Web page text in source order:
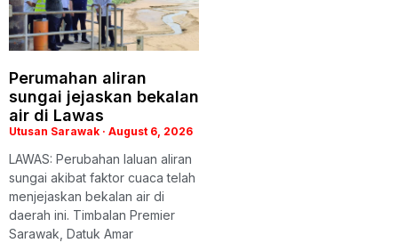
Perumahan aliran
sungai jejaskan bekalan
air di Lawas
Utusan Sarawak August 6, 2026
LAWAS: Perubahan laluan aliran
sungai akibat faktor cuaca telah
menjejaskan bekalan air di
daerah ini. Timbalan Premier
Sarawak, Datuk Amar